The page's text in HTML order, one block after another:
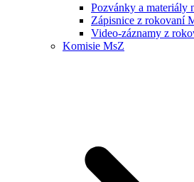
Pozvánky a materiály
Zápisnice z rokovaní
Video-záznamy z
Komisie MsZ